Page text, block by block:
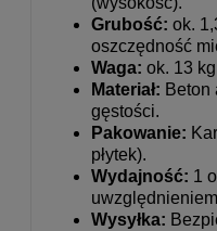
Grubość: ok.
oszczędność
Waga: ok. 13
Materiał: Beton
gęstości.
Pakowanie:
płytek).
Wydajność: 1
Wysyłka: